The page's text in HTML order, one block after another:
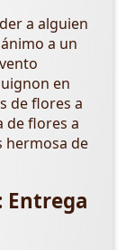
a alguien
a un
en
de flores a
de flores a
hermosa de
Entrega